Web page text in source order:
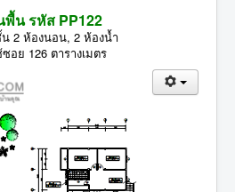
พื้น รหัส PP122
2 ห้องนอน, 2 ห้องน้ำ
อย 126 ตารางเมตร